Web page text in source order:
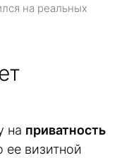
на реальных
на приватность
ее визитной